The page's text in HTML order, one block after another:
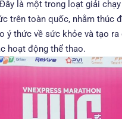
là một trong loạt giải
trên toàn quốc, nhằm thúc
ý thức về sức khỏe và tạo
hoạt động thể thao.